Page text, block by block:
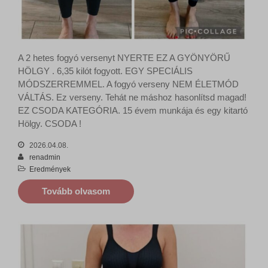
A 2 hetes fogyó versenyt NYERTE EZ A GYÖNYÖRŰ
HÖLGY . 6,35 kilót fogyott. EGY SPECIÁLIS
MÓDSZERREMMEL. A fogyó verseny NEM ÉLETMÓD
VÁLTÁS. Ez verseny. Tehát ne máshoz hasonlítsd magad!
EZ CSODA KATEGÓRIA. 15 évem munkája és egy kitartó
Hölgy. CSODA !
2026.04.08.
renadmin
Eredmények
Tovább olvasom
www.hajdureni.hu
sbjs_first
sbjs_first_add
sbjs_migrations
sbjs_session
sbjs_udata
pixel.barion.com
www.google-analytics.com
www.googletagmanager.com
Részletek megjelenítése
fonts.gstatic.com
s.w.org
secure.gravatar.com
sf16-website-login.neutral.ttwstatic.com
www.facebook.com
www.google.com
www.tiktok.com
Egyéb szolgáltatások
magában foglal, amelyek nem tartoznak a megadott kategóriákba,
vagy amelyeket nem kategorizáltak.
Részletek megjelenítése
ba_sid*
ba_vid*
lang
newsletter
static.xx.fbcdn.net
www.gstatic.com